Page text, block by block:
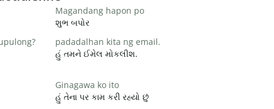
Magandang hapon po
શુભ બપોર
padadalhan kita ng email.
હું તમને ઈમેલ મોકલીશ.
Ginagawa ko ito
હું તેના પર કામ કરી રહ્યો છું